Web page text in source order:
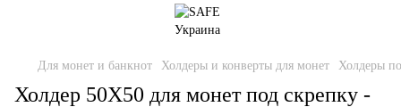
Для монет и банкнот Холдеры и конверты для монет Холдеры
Холдер 50Х50 для монет под скрепку -